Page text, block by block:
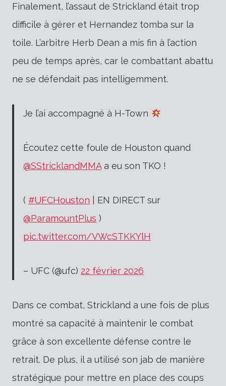
Finalement, l’assaut de Strickland était trop
difficile à gérer et Hernandez tomba sur la
toile. L’arbitre Herb Dean a mis fin à l’action
peu de temps après, car le combattant abattu
ne se défendait pas intelligemment.
Je l’ai accompagné à H-Town
Écoutez cette foule de Houston quand
@SStricklandMMAa eu son TKO !
( #UFCHouston | EN DIRECT sur
@ParamountPlus )
pic.twitter.com/VWcSTKKYlH
– UFC (@ufc) 22 février 2026
Dans ce combat, Strickland a une fois de plus
montré sa capacité à maintenir le combat
grâce à son excellente défense contre le
retrait. De plus, il a utilisé son jab de manière
stratégique pour mettre en place des coups